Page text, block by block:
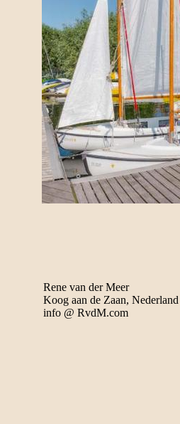
Rene van der Meer
Koog aan de Zaan, Nederland
info @ RvdM.com